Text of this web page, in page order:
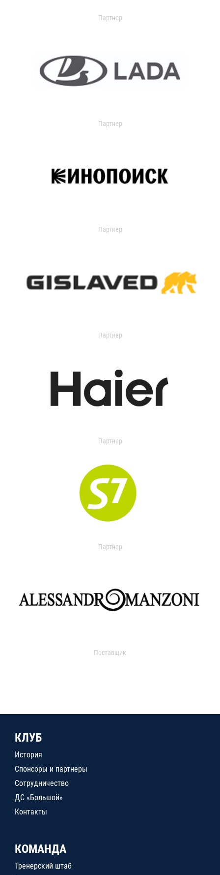
Партнер
Партнер
Партнер
Партнер
Партнер
Партнер
Поставщик
КЛУБ
История
Спонсоры и партнеры
Сотрудничество
ДС «Большой»
Контакты
КОМАНДА
Тренерский штаб